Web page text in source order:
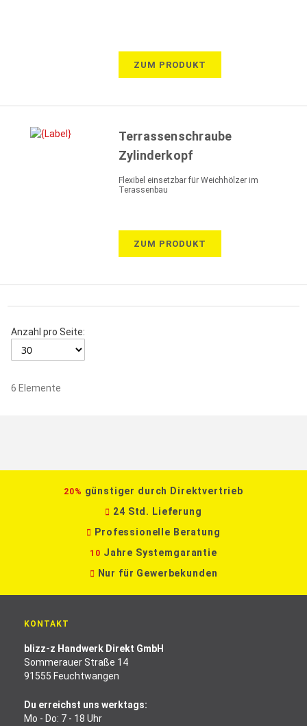
ZUM PRODUKT
Terrassenschraube
Zylinderkopf
Flexibel einsetzbar für Weichhölzer im
Terassenbau
ZUM PRODUKT
Anzahl pro Seite:
6 Elemente
20% günstiger durch Direktvertrieb
24 Std. Lieferung
Professionelle Beratung
10 Jahre Systemgarantie
Nur für Gewerbekunden
KONTAKT
blizz-z Handwerk Direkt GmbH
Sommerauer Straße 14
91555 Feuchtwangen
Du erreichst uns werktags:
Mo - Do: 7 - 18 Uhr